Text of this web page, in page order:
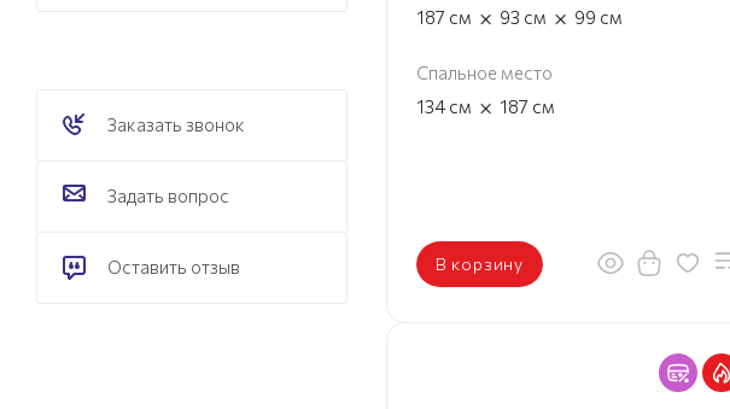
187 см × 93 см × 99 см
Спальное место
134 см × 187 см
В корзину
Заказать звонок
Задать вопрос
Оставить отзыв